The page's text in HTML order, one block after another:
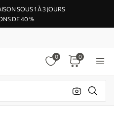
SOUS 1 À 3 JOURS
DE 40 %
0 0